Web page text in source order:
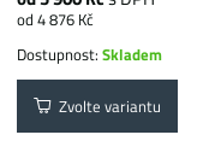
od 4 876 Kč
Dostupnost:Skladem
Zvolte variantu